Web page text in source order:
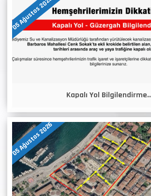
05 Ağustos 2026
Kapalı Yol Bilgilendirme..
05 Ağustos 2026